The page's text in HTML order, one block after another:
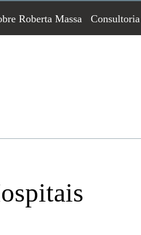
Roberta Massa Consultoria